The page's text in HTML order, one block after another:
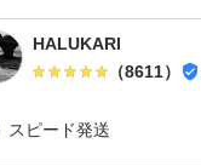
HALUKARI
（8611）
スピード発送